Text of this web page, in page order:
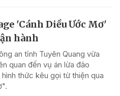
'Cánh Diều Ước Mơ'
hành
an tỉnh Tuyên Quang vừa
quan đến vụ án lừa đảo
thức kêu gọi từ thiện qua